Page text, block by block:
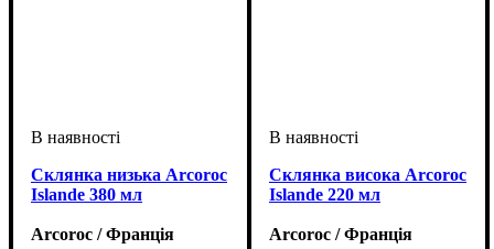
Склянка низька Arcoroc
Islande 380 мл
Arcoroc / Франція
Склянка висока Arcoroc
Islande 220 мл
Arcoroc / Франція